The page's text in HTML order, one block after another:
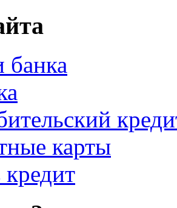
банка
карты